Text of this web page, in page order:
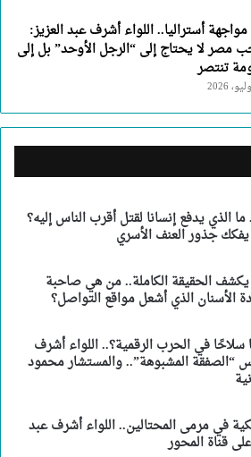
أستراليا.. اللواء أشرف عبد العزيز:
مصر لا يحتاج إلى “الرجل الأوحد” بل إلى
تنتصر
الذي يدفع إنسانا لقتل أقرب الناس إليه؟
يفكك جذور العنف الأسري
يكشف الحقيقة الكاملة.. من هي صاحبة
الأسنان الذي أشعل مواقع التواصل؟
في الحرب الرقمية؟.. اللواء أشرف
“الصفقة المشبوهة”.. والمستشار محمود
في مرمى المحتالين.. اللواء أشرف عبد
قناة المحور